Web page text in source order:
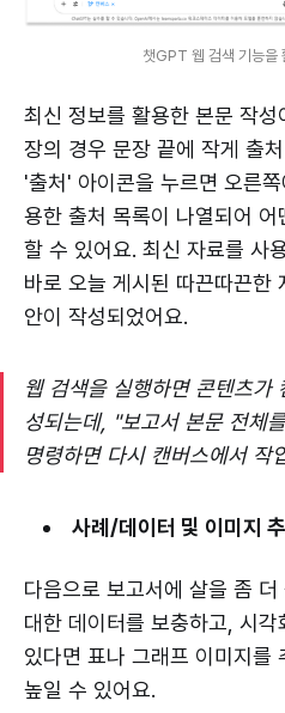
챗GPT 웹 검색 기능을
최신 정보를 활용한 본문 작
장의 경우 문장 끝에 작게 출
'출처' 아이콘을 누르면 오른
용한 출처 목록이 나열되어
할 수 있어요. 최신 자료를 사
바로 오늘 게시된 따끈따끈한
안이 작성되었어요.
웹 검색을 실행하면 콘텐츠가
성되는데, "보고서 본문 전체
명령하면 다시 캔버스에서 작
사례/데이터 및 이미지
다음으로 보고서에 살을 좀 더
대한 데이터를 보충하고, 시
있다면 표나 그래프 이미지를
높일 수 있어요.